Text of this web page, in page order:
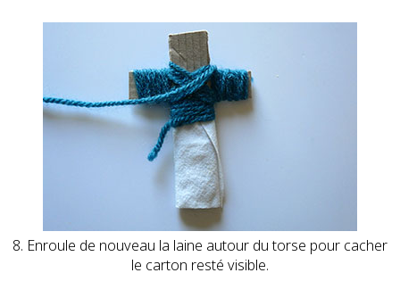
8. Enroule de nouveau la laine autour du torse pour cacher
le carton resté visible.